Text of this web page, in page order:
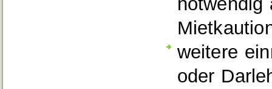
weitere
oder